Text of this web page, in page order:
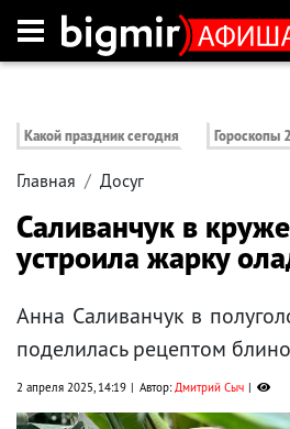
Какой праздник сегодня Гороскопы
Главная Досуг
Саливанчук в
устроила жарку
Анна Саливанчук в
поделилась рецептом
2 апреля 2025, 14:19 Автор:Дмитрий Сыч